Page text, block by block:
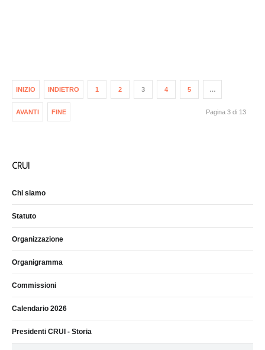
INIZIO INDIETRO 1 2 3 4 5 …
AVANTI FINE Pagina 3 di 13
CRUI
Chi siamo
Statuto
Organizzazione
Organigramma
Commissioni
Calendario 2026
Presidenti CRUI - Storia